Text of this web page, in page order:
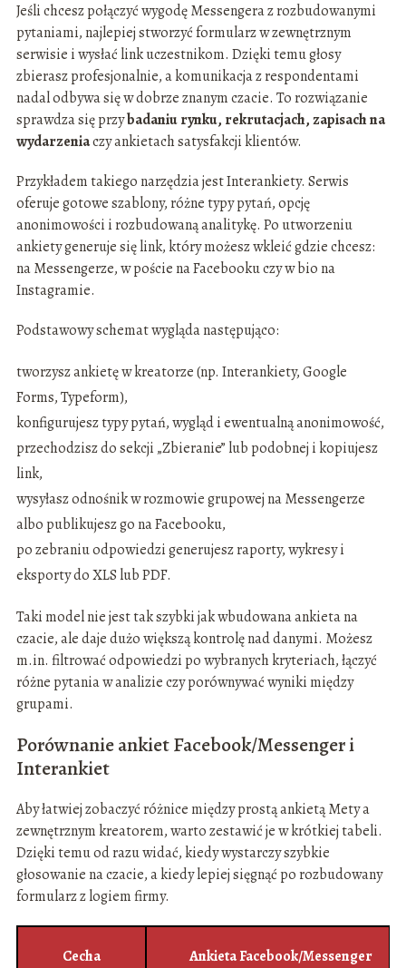
Jeśli chcesz połączyć wygodę Messengera z rozbudowanymi
pytaniami, najlepiej stworzyć formularz w zewnętrznym
serwisie i wysłać link uczestnikom. Dzięki temu głosy
zbierasz profesjonalnie, a komunikacja z respondentami
nadal odbywa się w dobrze znanym czacie. To rozwiązanie
sprawdza się przybadaniu rynku, rekrutacjach, zapisach na
wydarzeniaczy ankietach satysfakcji klientów.
Przykładem takiego narzędzia jest Interankiety. Serwis
oferuje gotowe szablony, różne typy pytań, opcję
anonimowości i rozbudowaną analitykę. Po utworzeniu
ankiety generuje się link, który możesz wkleić gdzie chcesz:
na Messengerze, w poście na Facebooku czy w bio na
Instagramie.
Podstawowy schemat wygląda następująco:
tworzysz ankietę w kreatorze (np. Interankiety, Google
Forms, Typeform),
konfigurujesz typy pytań, wygląd i ewentualną anonimowość,
przechodzisz do sekcji „Zbieranie” lub podobnej i kopiujesz
link,
wysyłasz odnośnik w rozmowie grupowej na Messengerze
albo publikujesz go na Facebooku,
po zebraniu odpowiedzi generujesz raporty, wykresy i
eksporty do XLS lub PDF.
Taki model nie jest tak szybki jak wbudowana ankieta na
czacie, ale daje dużo większą kontrolę nad danymi. Możesz
m.in. filtrować odpowiedzi po wybranych kryteriach, łączyć
różne pytania w analizie czy porównywać wyniki między
grupami.
Porównanie ankiet Facebook/Messenger i
Interankiet
Aby łatwiej zobaczyć różnice między prostą ankietą Mety a
zewnętrznym kreatorem, warto zestawić je w krótkiej tabeli.
Dzięki temu od razu widać, kiedy wystarczy szybkie
głosowanie na czacie, a kiedy lepiej sięgnąć po rozbudowany
formularz z logiem firmy.
Cecha Ankieta Facebook/Messenger